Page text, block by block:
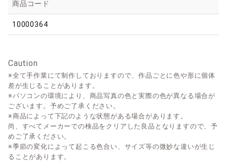
商品コード
10000364
Caution
※全て手作業にて制作しておりますので、作品ごとに色や形に個体
差が生じることがあります。
※パソコンの環境により、商品写真の色と実際の色が異なる場合が
ございます。予めご了承ください。
※商品によって下記のような状態がある場合があります。
尚、すべてメーカーでの検品をクリアした良品となりますので、予
めご了承ください。
※季節の変化によって起こる色合い、サイズ等の微妙な違いが生じ
ることがあります。